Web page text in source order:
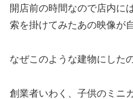
開店前の時間なので店内に
索を掛けてみたあの映像が
なぜこのような建物にした
創業者いわく、子供のミニ